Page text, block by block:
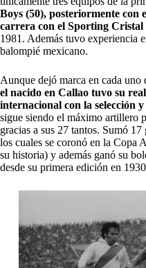
Boys (50), posteriormente con
carrera con el Sporting Cristal
1981. Además tuvo experiencia
balompié mexicano.
Aunque dejó marca en cada
el nacido en Callao tuvo su
internacional con la selección y
sigue siendo el máximo artillero
gracias a sus 27 tantos. Sumó
los cuales se coronó en la Copa
su historia) y además ganó su
desde su primera edición en